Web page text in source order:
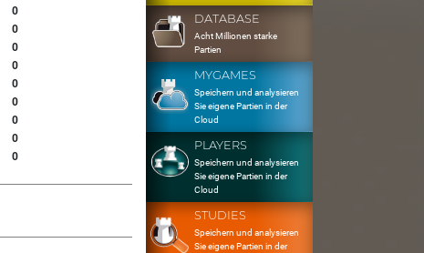
0
0
0
0
0
0
0
0
0
DATABASE
Acht Millionen starke
Partien
MYGAMES
Speichern und analysieren
Sie eigene Partien in der
Cloud
PLAYERS
Speichern und analysieren
Sie eigene Partien in der
Cloud
STUDIES
Speichern und analysieren
Sie eigene Partien in der